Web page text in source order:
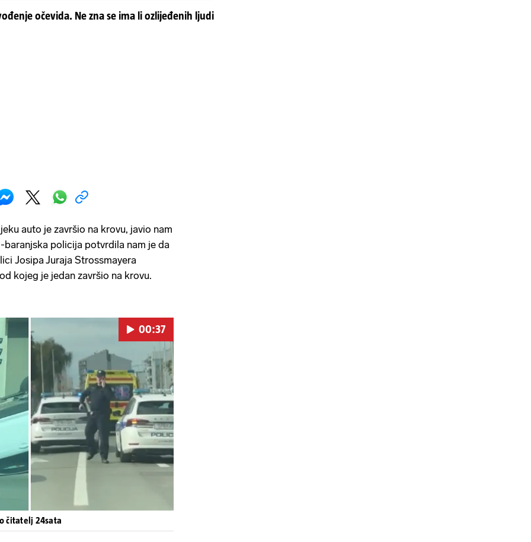
očevida. Ne zna se ima li ozlijeđenih ljudi
auto je završio na krovu, javio nam
policija potvrdila nam je da
Josipa Juraja Strossmayera
kojeg je jedan završio na krovu.
Pokretanje videa...
00:37
čitatelj 24sata